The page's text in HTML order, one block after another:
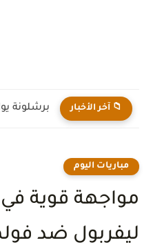
📁 آخر الأخبار
مباريات اليوم
مواجهة قوية في
ليفربول ضد